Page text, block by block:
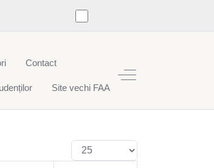
Contact
Site vechi FAA
Off-Canvas Toggle
Afișare #